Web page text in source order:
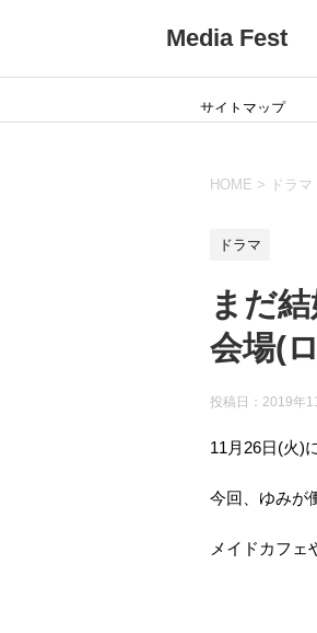
Media Fest
サイトマップ
HOME > ドラマ
ドラマ
まだ
会場(
投稿日： 2019年
11月26日(火)
今回、ゆみが
メイドカフェ